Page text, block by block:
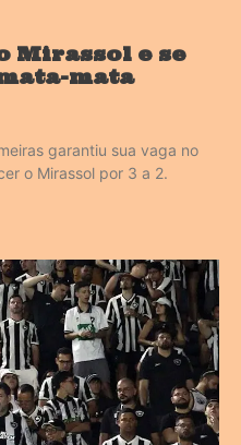
Mirassol e se
mata
garantiu sua vaga no
o Mirassol por 3 a 2.